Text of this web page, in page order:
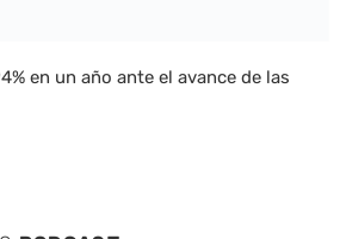
en un año ante el avance de las